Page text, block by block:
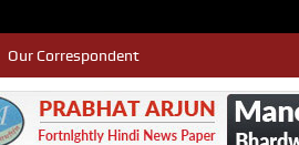
Our Correspondent